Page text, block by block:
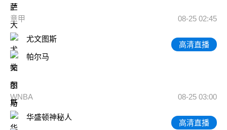
意甲 08-25 02:45
尤文图斯
帕尔马
高清直播
WNBA 08-25 03:00
华盛顿神秘人
高清直播